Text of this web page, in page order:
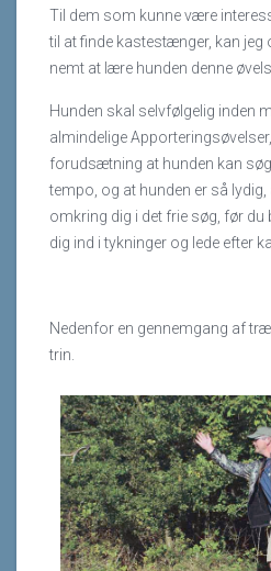
Til dem som kunne være
til at finde kastestænger, kan jeg
nemt at lære hunden denne
Hunden skal selvfølgelig inden
almindelige
forudsætning at hunden kan
tempo, og at hunden er så lydig,
omkring dig i det frie søg, før du
dig ind i tykninger og lede efter
Nedenfor en gennemgang af
trin.